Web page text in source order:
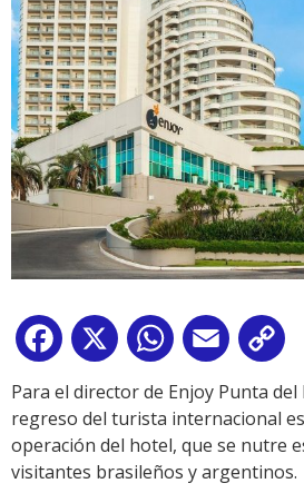
Facebook
X WhatsApp
Email
Para el director de Enjoy Punta del
regreso del turista internacional
operación del hotel, que se nutre
visitantes brasileños y argentinos.